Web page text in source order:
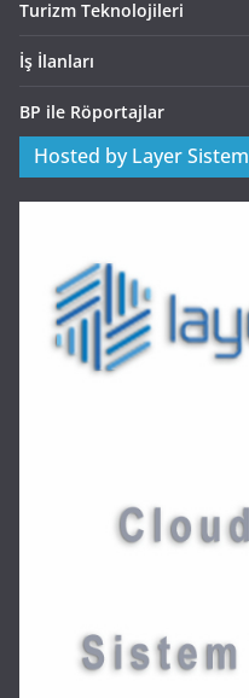
Turizm Teknolojileri
İş İlanları
BP ile Röportajlar
Hosted by Layer Sistem